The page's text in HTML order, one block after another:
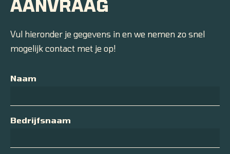
AANVRAAG
Vul hieronder je gegevens in en we nemen zo snel
mogelijk contact met je op!
Naam
Bedrijfsnaam